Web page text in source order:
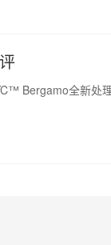
Bergamo全新处